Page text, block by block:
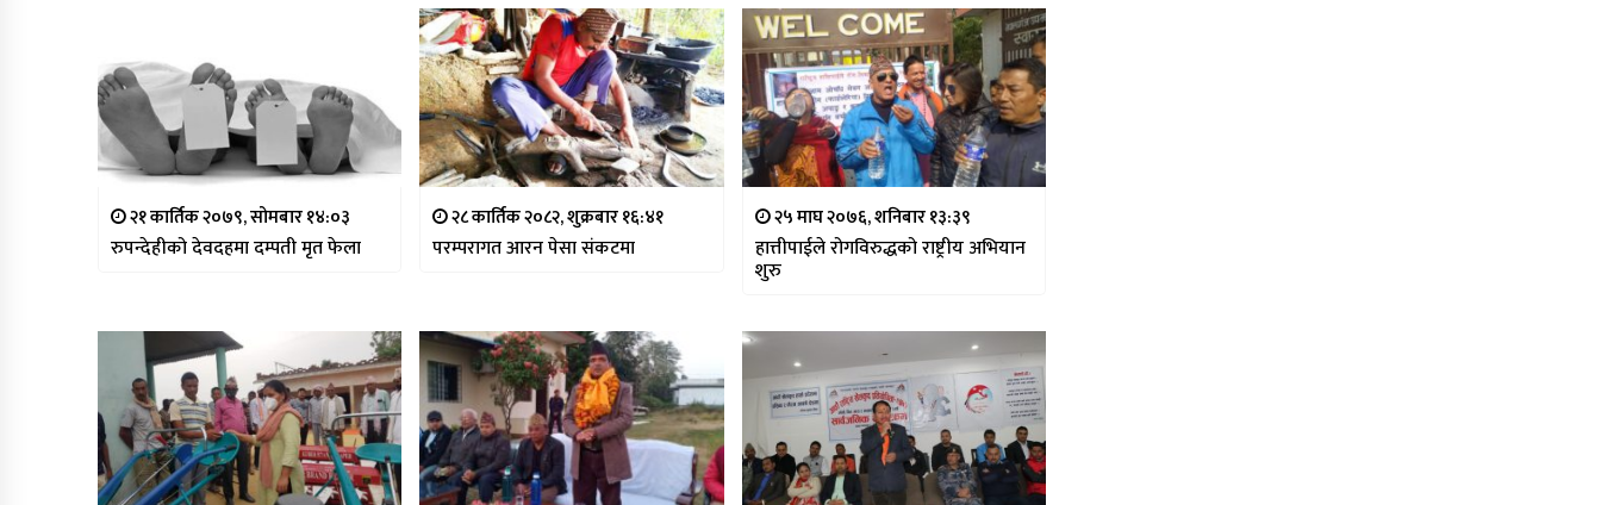
२१ कार्तिक २०७९, सोमबार १४:०३
रुपन्देहीको देवदहमा दम्पती मृत फेला
२८ कार्तिक २०८२, शुक्रबार १६:४१
परम्परागत आरन पेसा संकटमा
२५ माघ २०७६, शनिबार १३:३९
हात्तीपाईले रोगविरुद्धको राष्ट्रीय अभियान
शुरु